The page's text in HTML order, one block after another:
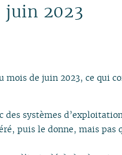
juin 2023
mois de juin 2023, ce qui
des systèmes
puis le donne, mais pas